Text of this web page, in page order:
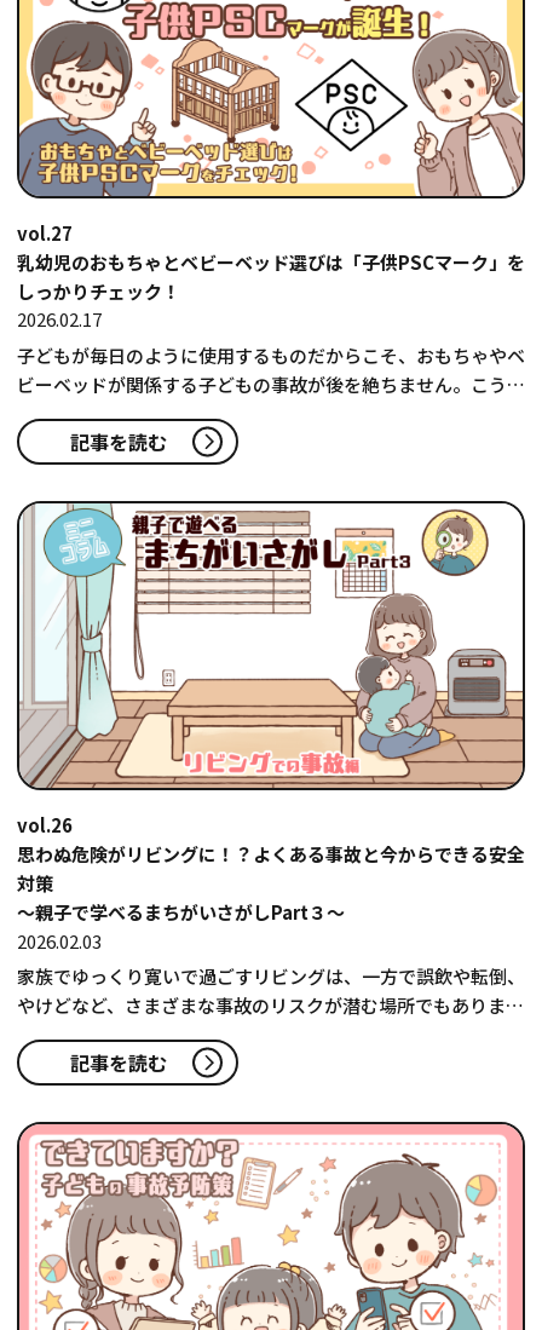
vol.27
乳幼児のおもちゃとベビーベッド選びは「子供PSCマーク」を
しっかりチェック！
2026.02.17
子どもが毎日のように使用するものだからこそ、おもちゃやベ
ビーベッドが関係する子どもの事故が後を絶ちません。こうし
た事故にあう子どもは年齢…
記事を読む
vol.26
思わぬ危険がリビングに！？よくある事故と今からできる安全
対策
〜親子で学べるまちがいさがしPart３〜
2026.02.03
家族でゆっくり寛いで過ごすリビングは、一方で誤飲や転倒、
やけどなど、さまざまな事故のリスクが潜む場所でもありま
す。リビングを家族が安心し…
記事を読む